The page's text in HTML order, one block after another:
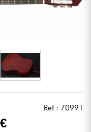
Ref : 70991